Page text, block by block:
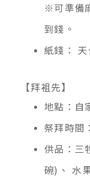
※可準備
到錢。
紙錢： 天
【拜袓先】
地點：自
祭拜時間
供品：三
碗)、 水